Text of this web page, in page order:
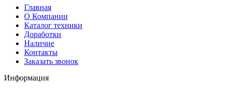
Главная
О Компании
Каталог техники
Доработки
Наличие
Контакты
Заказать звонок
Информация